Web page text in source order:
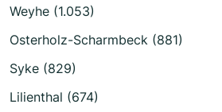
Weyhe (1.053)
Osterholz-Scharmbeck (881)
Syke (829)
Lilienthal (674)